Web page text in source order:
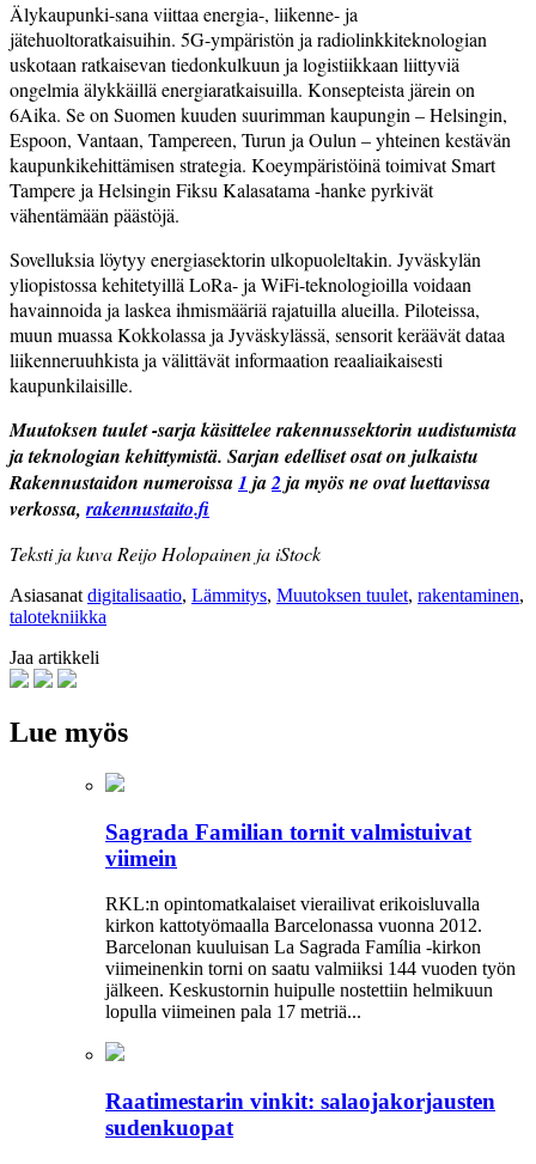
Älykaupunki-sana viittaa energia-, liikenne- ja
jätehuoltoratkaisuihin. 5G-ympäristön ja radiolinkkiteknologian
uskotaan ratkaisevan tiedonkulkuun ja logistiikkaan liittyviä
ongelmia älykkäillä energiaratkaisuilla. Konsepteista järein on
6Aika. Se on Suomen kuuden suurimman kaupungin – Helsingin,
Espoon, Vantaan, Tampereen, Turun ja Oulun – yhteinen kestävän
kaupunkikehittämisen strategia. Koeympäristöinä toimivat Smart
Tampere ja Helsingin Fiksu Kalasatama -hanke pyrkivät
vähentämään päästöjä.
Sovelluksia löytyy energiasektorin ulkopuoleltakin. Jyväskylän
yliopistossa kehitetyillä LoRa- ja WiFi-teknologioilla voidaan
havainnoida ja laskea ihmismääriä rajatuilla alueilla. Piloteissa,
muun muassa Kokkolassa ja Jyväskylässä, sensorit keräävät dataa
liikenneruuhkista ja välittävät informaation reaaliaikaisesti
kaupunkilaisille.
Muutoksen tuulet -sarja käsittelee rakennussektorin uudistumista
ja teknologian kehittymistä. Sarjan edelliset osat on julkaistu
Rakennustaidon numeroissa1 ja2 ja myös ne ovat luettavissa
verkossa,rakennustaito.fi
Teksti ja kuva Reijo Holopainen ja iStock
Asiasanat digitalisaatio, Lämmitys, Muutoksen tuulet, rakentaminen,
talotekniikka
Jaa artikkeli
Lue myös
Sagrada Familian tornit valmistuivat
viimein
RKL:n opintomatkalaiset vierailivat erikoisluvalla
kirkon kattotyömaalla Barcelonassa vuonna 2012.
Barcelonan kuuluisan La Sagrada Família -kirkon
viimeinenkin torni on saatu valmiiksi­ 144 vuoden työn
jälkeen. Keskustornin huipulle nostettiin helmikuun
lopulla viimeinen pala 17 metriä...
Raatimestarin vinkit: salaojakorjausten
sudenkuopat